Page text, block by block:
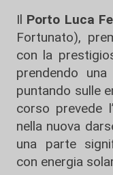
Il Porto Luca
Fortunato),
con la
prendendo
puntando sulle
corso prevede
nella nuova
una parte
con energia